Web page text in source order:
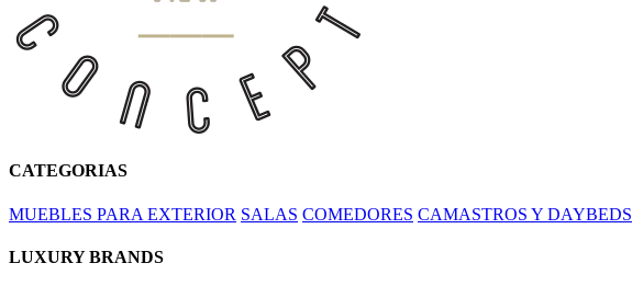
CATEGORIAS
MUEBLES PARA EXTERIOR SALAS COMEDORES CAMASTROS Y DAYBEDS
LUXURY BRANDS